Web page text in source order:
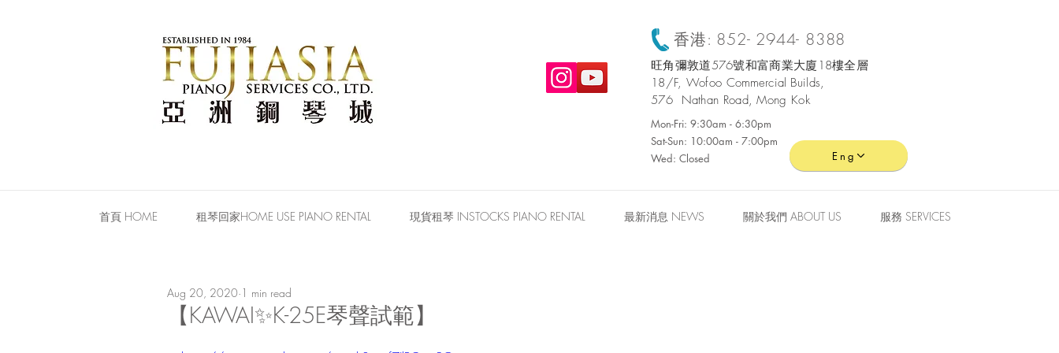
香港: 852- 2944- 8388
旺角彌敦道576號和富商業大廈18樓全層
​18/F, Wofoo Commercial Builds,
576 Nathan Road, Mong Kok
Mon-Fri: 9:30am - 6:30pm
Sat-Sun: 10:00am - 7:00pm
Wed: Closed
Eng
首頁 HOME 租琴回家HOME USE PIANO RENTAL 現貨租琴 INSTOCKS PIANO RENTAL 最新消息 NEWS 關於我們 ABOUT US 服務 SERVICES
【KAWAI✨K-25E琴聲試範】
Aug 20, 2020 1 min read